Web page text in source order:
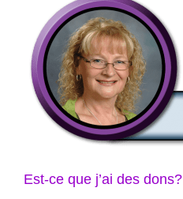
Est-ce que j’ai des dons?